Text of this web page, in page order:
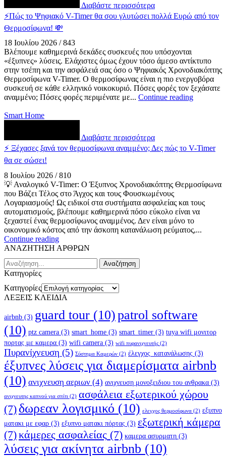
Διαβάστε περισσότερα
⚡Πώς το Ψηφιακό V-Timer θα σου γλυτώσει πολλά Ευρώ από τον
Θερμοσίφωνα! 💸
18 Ιουλίου 2026 / 843
Βλέπουμε καθημερινά δεκάδες συσκευές που υπόσχονται
«έξυπνες» λύσεις. Ελάχιστες όμως έχουν τόσο άμεσο αντίκτυπο
στην τσέπη και την ασφάλειά σας όσο ο Ψηφιακός Χρονοδιακόπτης
Θερμοσίφωνα V-Timer. Ο θερμοσίφωνας είναι η πιο ενεργοβόρα
συσκευή σε κάθε ελληνικό νοικοκυριό. Πόσες φορές τον ξεχάσατε
αναμμένο; Πόσες φορές περιμένατε με... Continue reading
Smart Home
Διαβάστε περισσότερα
⚡ Ξέχασες ξανά τον θερμοσίφωνα αναμμένο; Δες πώς το V-Timer
θα σε σώσει!
8 Ιουλίου 2026 / 810
💡 Αναλογικό V-Timer: Ο Έξυπνος Χρονοδιακόπτης Θερμοσίφωνα
που Βάζει Τέλος στο Άγχος και τους Φουσκωμένους
Λογαριασμούς! Ως ειδικοί στα συστήματα ασφαλείας και τους
αυτοματισμούς, βλέπουμε καθημερινά πόσο εύκολο είναι να
ξεχαστεί ένας θερμοσίφωνος αναμμένος. Δεν είναι μόνο το
οικονομικό κόστος από την άσκοπη κατανάλωση ρεύματος,...
Continue reading
ΑΝΑΖΗΤΗΣΗ ΑΡΘΡΩΝ
Αναζήτηση
Kατηγορίες
Kατηγορίες
ΛΕΞΕΙΣ ΚΛΕΙΔΙΑ
airbnb (3) guard tour (10)patrol software
(10) ptz camera (3) smart_home (3) smart_timer (3) tuya wifi μονιτορ
πορτας με καμερα (3) wifi camera (3) wifi πυρανιχνευτής (2)
Πυρανίχνευση (5) Σύστημα Καμερών (2) έλεγχος_κατανάλωσης (3)
έξυπνες λύσεις για διαμερίσματα airbnb
(10) ανιχνευση αεριων (4) ανιχνευση μονοξειδιου του ανθρακα (3)
ανιχνευτης καπνού για σπίτι (2) ασφάλεια εξωτερικού χώρου
(7) δωρεαν λογισμικό (10) ελεγχος θερμοσίφωνα (2) εξυπνο
ματακι με εφαρ (3) εξυπνο ματακι πόρτας (3) εξωτερική κάμερα
(7)κάμερες ασφαλείας (7) καμερα ασυρματη (3)
λύσεις για ακίνητα airbnb (10)